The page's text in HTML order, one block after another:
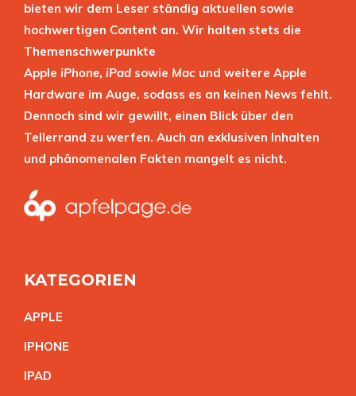
bieten wir dem Leser ständig aktuellen sowie
hochwertigen Content an. Wir halten stets die
Themenschwerpunkte
Apple iPhone, iPad sowie Mac und weitere Apple
Hardware im Auge, sodass es an keinen News fehlt.
Dennoch sind wir gewillt, einen Blick über den
Tellerrand zu werfen. Auch an exklusiven Inhalten
und phänomenalen Fakten mangelt es nicht.
KATEGORIEN
APPLE
IPHONE
IPAD